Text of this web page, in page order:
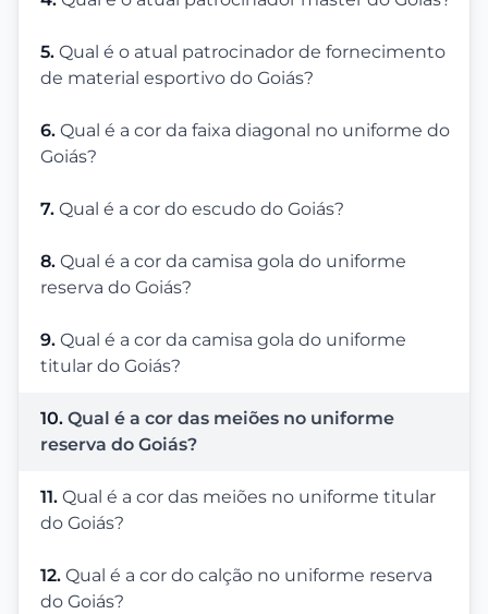
5. Qual é o atual patrocinador de fornecimento
de material esportivo do Goiás?
6. Qual é a cor da faixa diagonal no uniforme do
Goiás?
7. Qual é a cor do escudo do Goiás?
8. Qual é a cor da camisa gola do uniforme
reserva do Goiás?
9. Qual é a cor da camisa gola do uniforme
titular do Goiás?
10. Qual é a cor das meiões no uniforme
reserva do Goiás?
11. Qual é a cor das meiões no uniforme titular
do Goiás?
12. Qual é a cor do calção no uniforme reserva
do Goiás?